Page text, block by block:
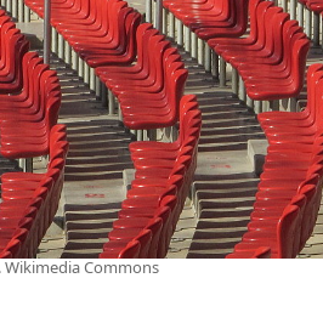
Commons